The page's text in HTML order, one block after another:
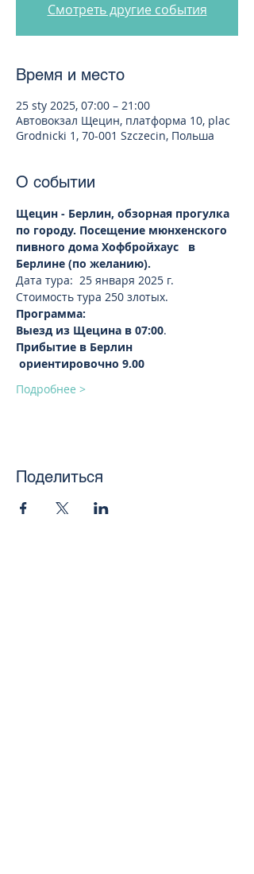
Смотреть другие события
Время и место
25 sty 2025, 07:00 – 21:00
Автовокзал Щецин, платформа 10, plac
Grodnicki 1, 70-001 Szczecin, Польша
О событии
Щецин - Берлин, обзорная прогулка
по городу. Посещение мюнхенского
пивного дома Хофбройхаус   в
Берлине (по желанию).
Дата тура:  25 января 2025 г.
Стоимость тура 250 злотых.
Программа:
Выезд из Щецина в 07:00.
Прибытие в Берлин
ориентировочно 9.00
Подробнее >
Поделиться